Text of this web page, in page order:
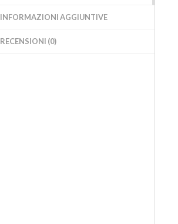
INFORMAZIONI AGGIUNTIVE
RECENSIONI (0)